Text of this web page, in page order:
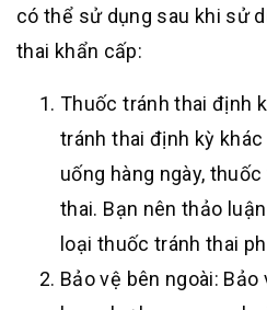
có thể sử dụng sau khi sử
thai khẩn cấp:
Thuốc tránh thai định
tránh thai định kỳ
uống hàng ngày,
thai. Bạn nên thảo
loại thuốc tránh thai
Bảo vệ bên ngoài: